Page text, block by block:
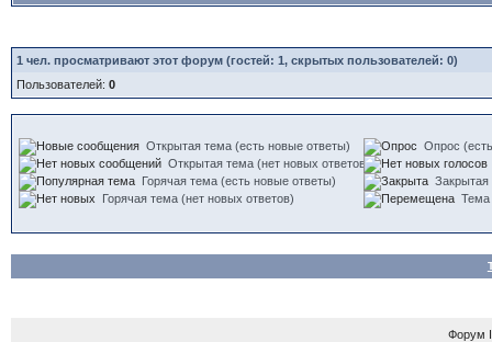
1 чел. просматривают этот форум (гостей: 1, скрытых пользователей: 0)
Пользователей: 0
Открытая тема (есть новые ответы)
Открытая тема (нет новых ответов)
Горячая тема (есть новые ответы)
Горячая тема (нет новых ответов)
Опрос
Закрытая
Тема
Форум